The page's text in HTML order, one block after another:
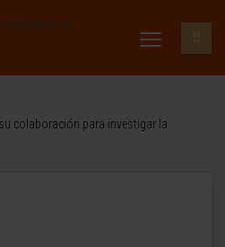
colaboración para investigar la